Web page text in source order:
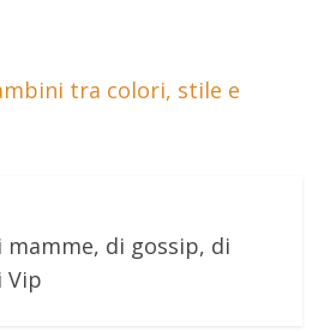
tra colori, stile e
mamme, di gossip, di
Vip